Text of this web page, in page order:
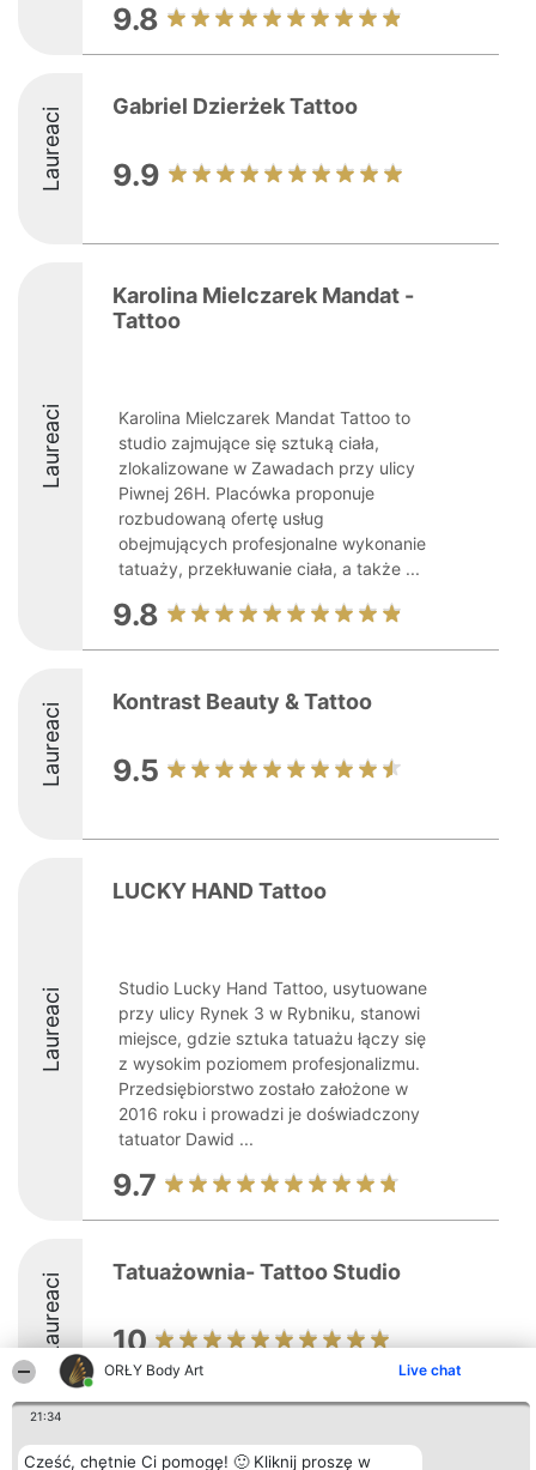
ORŁY Body Art Live chat
21:34
Cześć, chętnie Ci pomogę! 🙂 Kliknij proszę w
9.8
Laureaci Gabriel Dzierżek Tattoo
9.9
Laureaci
Karolina Mielczarek Mandat -
Tattoo
Karolina Mielczarek Mandat Tattoo to
studio zajmujące się sztuką ciała,
zlokalizowane w Zawadach przy ulicy
Piwnej 26H. Placówka proponuje
rozbudowaną ofertę usług
obejmujących profesjonalne wykonanie
tatuaży, przekłuwanie ciała, a także ...
9.8
Laureaci Kontrast Beauty & Tattoo
9.5
Laureaci
LUCKY HAND Tattoo
Studio Lucky Hand Tattoo, usytuowane
przy ulicy Rynek 3 w Rybniku, stanowi
miejsce, gdzie sztuka tatuażu łączy się
z wysokim poziomem profesjonalizmu.
Przedsiębiorstwo zostało założone w
2016 roku i prowadzi je doświadczony
tatuator Dawid ...
9.7
Laureaci Tatuażownia- Tattoo Studio
10
Organizator plebiscytu Plebiscyt Kontakt